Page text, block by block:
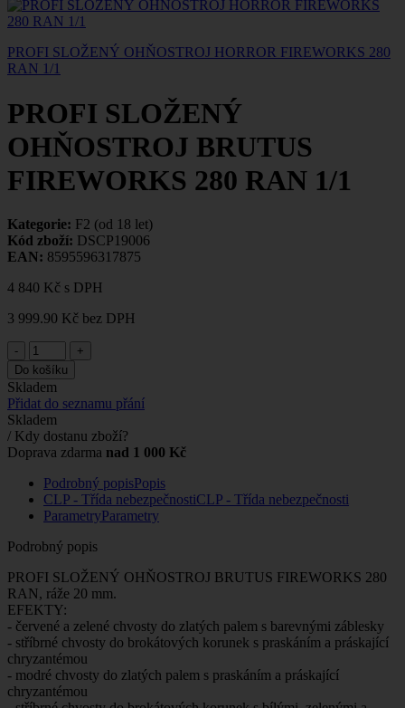
PROFI SLOŽENÝ OHŇOSTROJ HORROR FIREWORKS 280
RAN 1/1
PROFI SLOŽENÝ
OHŇOSTROJ BRUTUS
FIREWORKS 280 RAN 1/1
Kategorie: F2 (od 18 let)
Kód zboží: DSCP19006
EAN: 8595596317875
4 840 Kč s DPH
3 999.90 Kč bez DPH
-
+
Do košíku
Skladem
Přidat do seznamu přání
Skladem
/ Kdy dostanu zboží?
Doprava zdarma nad 1 000 Kč
Podrobný popisPopis
CLP - Třída nebezpečnostiCLP - Třída nebezpečnosti
ParametryParametry
Podrobný popis
PROFI SLOŽENÝ OHŇOSTROJ BRUTUS FIREWORKS 280
RAN, ráže 20 mm.
EFEKTY:
- červené a zelené chvosty do zlatých palem s barevnými záblesky
- stříbrné chvosty do brokátových korunek s praskáním a práskající
chryzantémou
- modré chvosty do zlatých palem s praskáním a práskající
chryzantémou